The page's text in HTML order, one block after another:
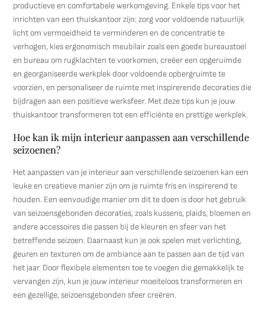
productieve en comfortabele werkomgeving. Enkele tips voor het
inrichten van een thuiskantoor zijn: zorg voor voldoende natuurlijk
licht om vermoeidheid te verminderen en de concentratie te
verhogen, kies ergonomisch meubilair zoals een goede bureaustoel
en bureau om rugklachten te voorkomen, creëer een opgeruimde
en georganiseerde werkplek door voldoende opbergruimte te
voorzien, en personaliseer de ruimte met inspirerende decoraties die
bijdragen aan een positieve werksfeer. Met deze tips kun je jouw
thuiskantoor transformeren tot een efficiënte en prettige werkplek.
Hoe kan ik mijn interieur aanpassen aan verschillende
seizoenen?
Het aanpassen van je interieur aan verschillende seizoenen kan een
leuke en creatieve manier zijn om je ruimte fris en inspirerend te
houden. Een eenvoudige manier om dit te doen is door het gebruik
van seizoensgebonden decoraties, zoals kussens, plaids, bloemen en
andere accessoires die passen bij de kleuren en sfeer van het
betreffende seizoen. Daarnaast kun je ook spelen met verlichting,
geuren en texturen om de ambiance aan te passen aan de tijd van
het jaar. Door flexibele elementen toe te voegen die gemakkelijk te
vervangen zijn, kun je jouw interieur moeiteloos transformeren en
een gezellige, seizoensgebonden sfeer creëren.